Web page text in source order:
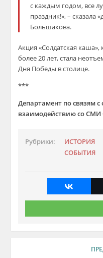
с каждым годом, все
праздник!», – сказала
Большакова.
Акция «Солдатская каша»,
более 20 лет, стала
Дня Победы в столице.
***
Департамент по связям
взаимодействию со СМИ
Рубрики: ИСТОРИЯ
СОБЫТИЯ